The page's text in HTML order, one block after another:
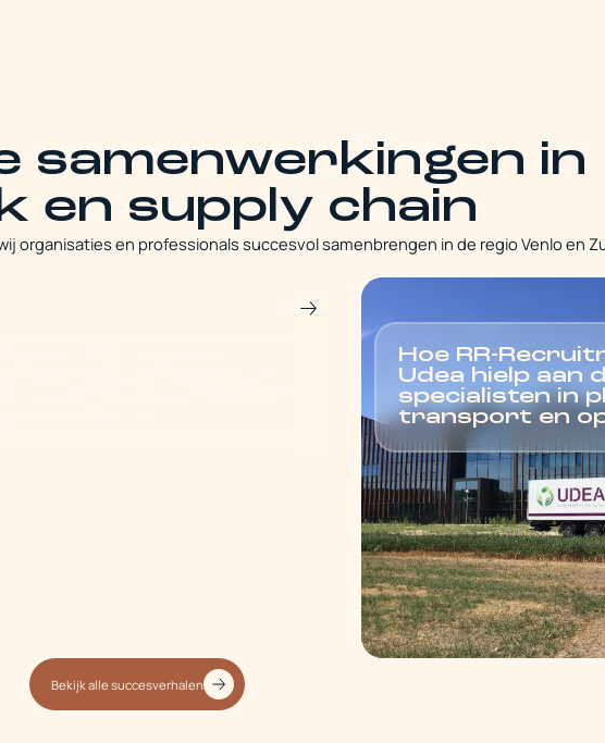
samenwerkingen in
en supply chain
organisaties en professionals succesvol samenbrengen in de regio Venlo en
Hoe RR-
Udea hielp aan
specialisten in
transport en
Bekijk alle succesverhalen